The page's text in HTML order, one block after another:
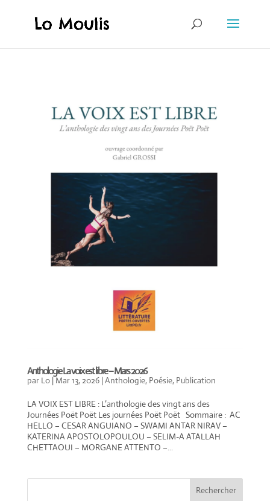
Anthologie La voix est libre – Mars 2026
par Lo|Mar 13, 2026|Anthologie, Poésie, Publication
LA VOIX EST LIBRE : L’anthologie des vingt ans des
Journées Poët Poët Les journées Poët Poët Sommaire : AC
HELLO – CESAR ANGUIANO – SWAMI ANTAR NIRAV –
KATERINA APOSTOLOPOULOU – SELIM-A ATALLAH
CHETTAOUI – MORGANE ATTENTO –...